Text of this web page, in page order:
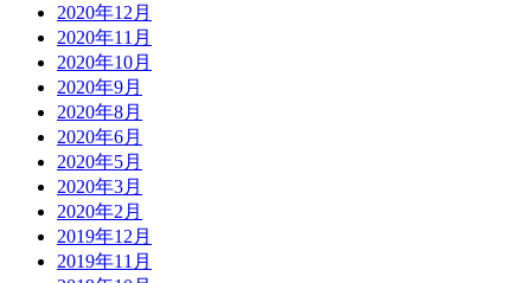
2020年12月
2020年11月
2020年10月
2020年9月
2020年8月
2020年6月
2020年5月
2020年3月
2020年2月
2019年12月
2019年11月